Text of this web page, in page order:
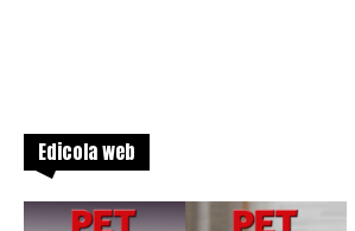
Edicola web